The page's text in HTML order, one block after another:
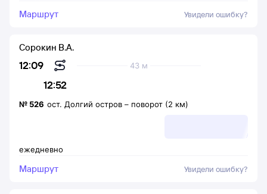
Маршрут Увидели ошибку?
12:09
12:52
43 м
Сорокин В.А.
ежедневно
№ 526 ост. Долгий остров – поворот (2 км)
Маршрут Увидели ошибку?